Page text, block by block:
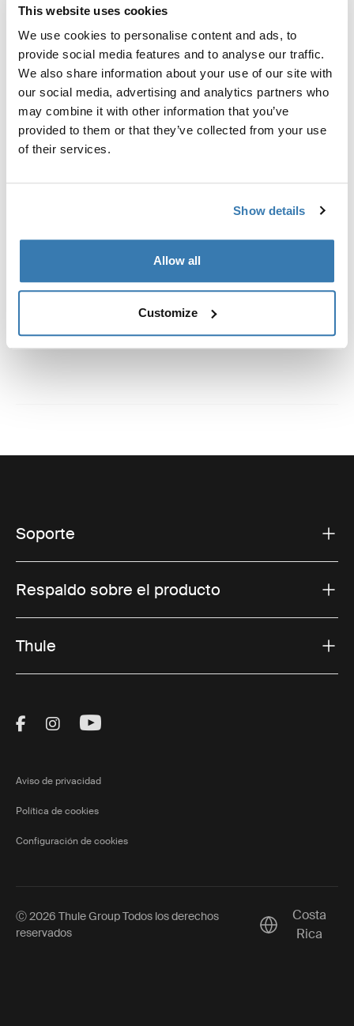
This website uses cookies
We use cookies to personalise content and ads, to
provide social media features and to analyse our traffic.
We also share information about your use of our site with
our social media, advertising and analytics partners who
may combine it with other information that you’ve
provided to them or that they’ve collected from your use
of their services.
Show details
Allow all
Customize
Encontrar en tienda
Cubierta en la tapa para proteger el baúl de los rayones
y el polvo durante el almacenamiento.
Toggle techspec
Especificaciones técnicas
Soporte
Respaldo sobre el producto
Thule
Visit Thule on Facebook (external link)
Visit Thule on Instagram (external link)
Visit Thule on Youtube (external
Aviso de privacidad
Política de cookies
Configuración de cookies
Ⓒ 2026 Thule Group Todos los derechos
reservados
Current
Costa
Rica